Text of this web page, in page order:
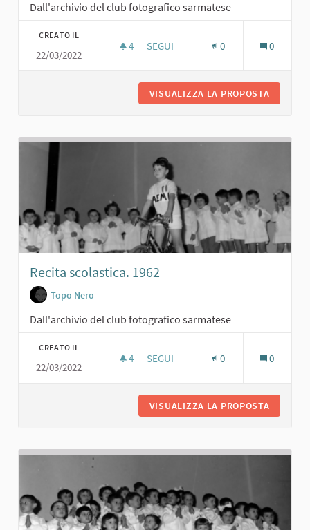
Dall'archivio del club fotografico sarmatese
CREATO IL
22/03/2022
4 4 SOSTENITORI
SEGUI 0 0
VISUALIZZA LA PROPOSTA
Recita scolastica. 1962
Topo Nero
Dall'archivio del club fotografico sarmatese
CREATO IL
22/03/2022
4 4 SOSTENITORI
SEGUI 0 0
VISUALIZZA LA PROPOSTA